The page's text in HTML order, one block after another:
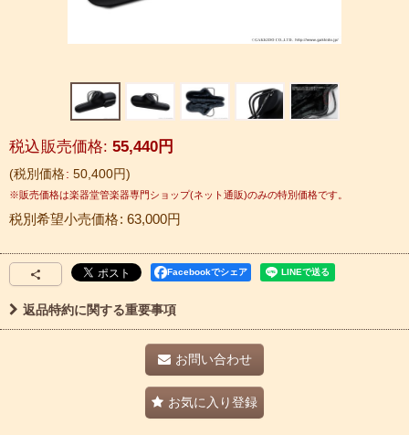
税別価格: 50,400円
税込 : 55,440円
税別希望小売価格: 63,000円
Facebookでシェア
返品特約に関する重要事項
お問い合わせ
お気に入り登録